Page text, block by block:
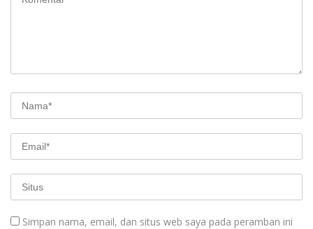
Simpan nama, email, dan situs web saya pada peramban ini